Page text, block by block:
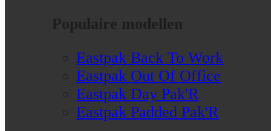
Populaire modellen
Eastpak Back To Work
Eastpak Out Of Office
Eastpak Day Pak'R
Eastpak Padded Pak'R